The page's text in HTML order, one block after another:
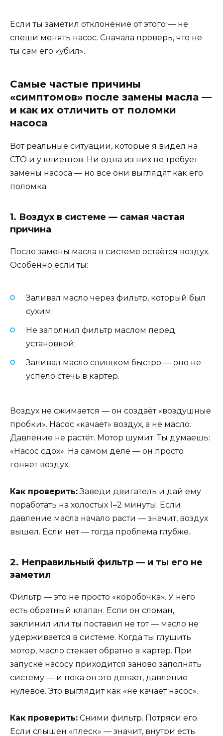
Если ты заметил отклонение от этого — не
спеши менять насос. Сначала проверь, что не
ты сам его «убил».
Самые частые причины
«симптомов» после замены масла —
и как их отличить от поломки
насоса
Вот реальные ситуации, которые я видел на
СТО и у клиентов. Ни одна из них не требует
замены насоса — но все они выглядят как его
поломка.
1. Воздух в системе — самая частая
причина
После замены масла в системе остаётся воздух.
Особенно если ты:
Заливал масло через фильтр, который был
сухим;
Не заполнил фильтр маслом перед
установкой;
Заливал масло слишком быстро — оно не
успело стечь в картер.
Воздух не сжимается — он создаёт «воздушные
пробки». Насос «качает» воздух, а не масло.
Давление не растёт. Мотор шумит. Ты думаешь:
«Насос сдох». На самом деле — он просто
гоняет воздух.
Как проверить:Заведи двигатель и дай ему
поработать на холостых 1–2 минуты. Если
давление масла начало расти — значит, воздух
вышел. Если нет — тогда проблема глубже.
2. Неправильный фильтр — и ты его не
заметил
Фильтр — это не просто «коробочка». У него
есть обратный клапан. Если он сломан,
заклинил или ты поставил не тот — масло не
удерживается в системе. Когда ты глушить
мотор, масло стекает обратно в картер. При
запуске насосу приходится заново заполнять
систему — и пока он это делает, давление
нулевое. Это выглядит как «не качает насос».
Как проверить: Сними фильтр. Потряси его.
Если слышен «плеск» — значит, внутри есть